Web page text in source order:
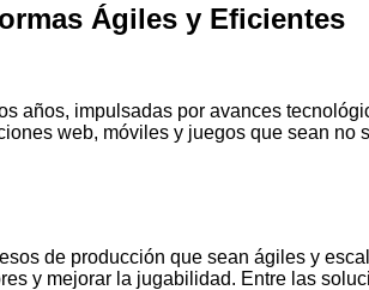
Ágiles y Eficientes
años, impulsadas por avances
web, móviles y juegos que sean no
de producción que sean ágiles y
y mejorar la jugabilidad. Entre las